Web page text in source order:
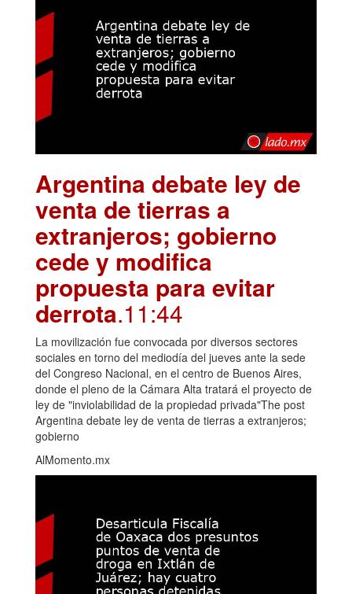
Argentina debate ley de
venta de tierras a
extranjeros; gobierno
cede y modifica
propuesta para evitar
derrota.11:44
La movilización fue convocada por diversos sectores
sociales en torno del mediodía del jueves ante la sede
del Congreso Nacional, en el centro de Buenos Aires,
donde el pleno de la Cámara Alta tratará el proyecto de
ley de "inviolabilidad de la propiedad privada"The post
Argentina debate ley de venta de tierras a extranjeros;
gobierno
AlMomento.mx